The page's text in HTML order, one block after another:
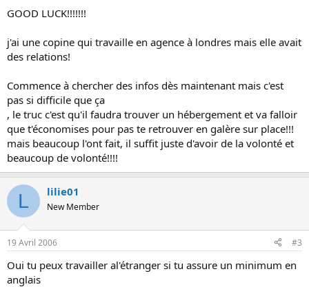
GOOD LUCK!!!!!!!
j'ai une copine qui travaille en agence à londres mais elle avait
des relations!
Commence à chercher des infos dès maintenant mais c'est
pas si difficile que ça
, le truc c'est qu'il faudra trouver un hébergement et va falloir
que t'économises pour pas te retrouver en galère sur place!!!
mais beaucoup l'ont fait, il suffit juste d'avoir de la volonté et
beaucoup de volonté!!!!
L lilie01
New Member
19 Avril 2006 #3
Oui tu peux travailler al'étranger si tu assure un minimum en
anglais